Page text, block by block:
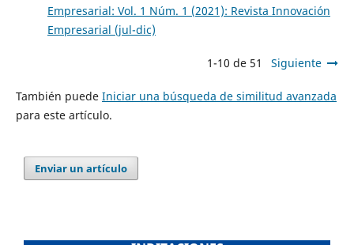
Empresarial: Vol. 1 Núm. 1 (2021): Revista Innovación
Empresarial (jul-dic)
1-10 de 51 Siguiente
También puede Iniciar una búsqueda de similitud avanzada
para este artículo.
Enviar un artículo